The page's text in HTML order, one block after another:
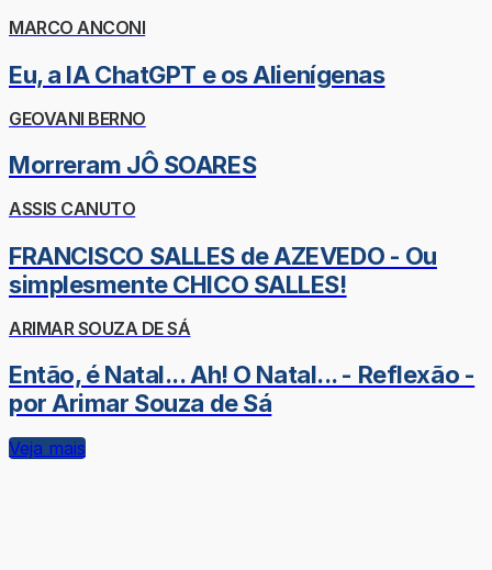
MARCO ANCONI
Eu, a IA ChatGPT e os Alienígenas
GEOVANI BERNO
Morreram JÔ SOARES
ASSIS CANUTO
FRANCISCO SALLES de AZEVEDO - Ou
simplesmente CHICO SALLES!
ARIMAR SOUZA DE SÁ
Então, é Natal... Ah! O Natal... - Reflexão -
por Arimar Souza de Sá
Veja mais